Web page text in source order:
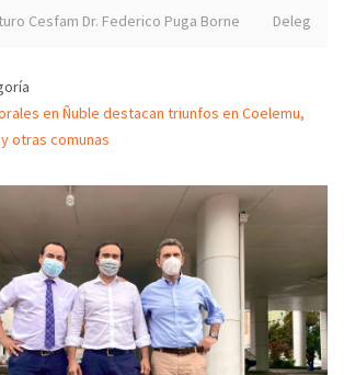
Dr. Federico Puga Borne Delegado
en Ñuble destacan triunfos en Coelemu,
otras comunas